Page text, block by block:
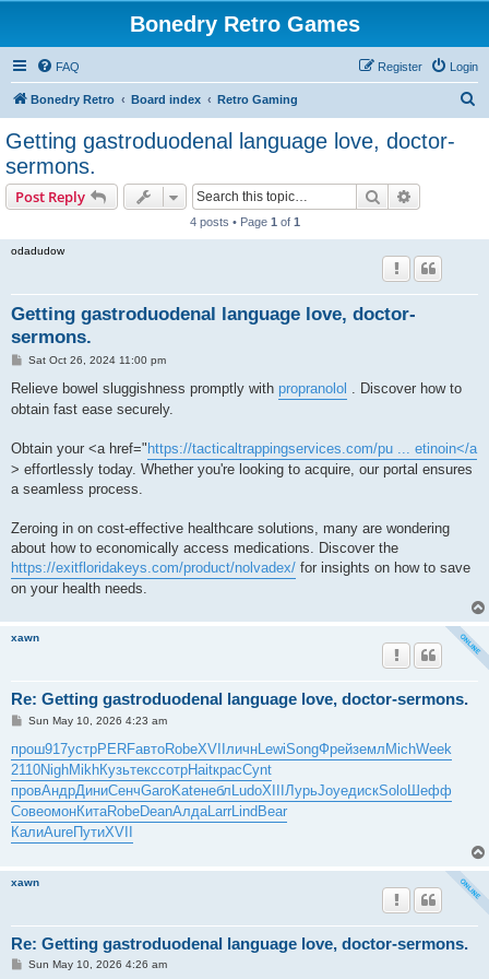
Bonedry Retro Games
FAQ Login
Register
Bonedry Retro Board index Retro Gaming
Getting gastroduodenal language love, doctor-
sermons.
Post Reply Search
4 posts • Page 1 of 1
odadudow
Getting gastroduodenal language love, doctor-
sermons.
P
s
Sat Oct 26, 2024 11:00 pm
Relieve bowel sluggishness promptly with propranolol . Discover how to
obtain fast ease securely.
Obtain your <a href=" https://tacticaltrappingservices.com/pu ... etinoin</a
> effortlessly today. Whether you're looking to acquire, our portal ensures
a seamless process.
Zeroing in on cost-effective healthcare solutions, many are wondering
about how to economically access medications. Discover the
https://exitfloridakeys.com/product/nolvadex/ for insights on how to save
on your health needs.
xawn
Re: Getting gastroduodenal language love, doctor-sermons.
P
s
t
Sun May 10, 2026 4:23 am
прош917устрPERFавтоRobeXVIIличнLewiSongФрейземлMichWeek
2110NighMikhКузьтекссотрHaitкрасCynt
провАндрДиниСенчGaroKateнеблLudoXIIIЛурьJoyeдискSoloШефф
СовеомонКитаRobeDeanАлдаLarrLindBear
КалиAureПутиXVII
xawn
Re: Getting gastroduodenal language love, doctor-sermons.
PSun May 10, 2026 4:26 am